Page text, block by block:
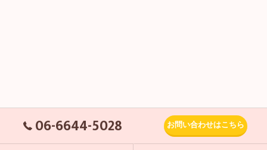
06-6644-5028 お問い合わせはこちら